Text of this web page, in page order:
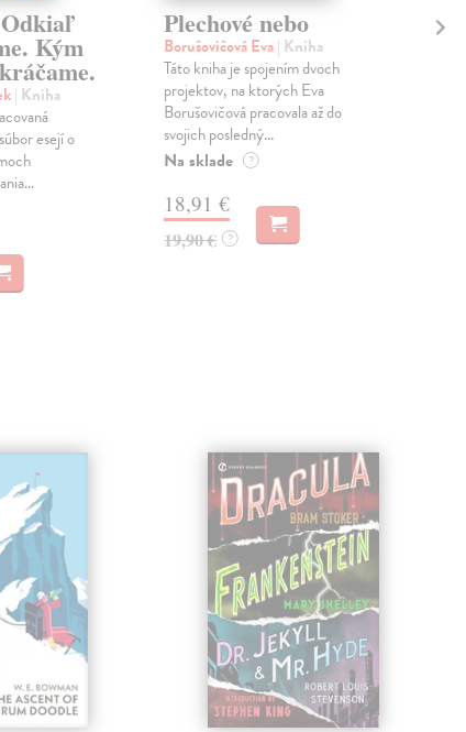
Kým
| Kniha
esejí o
Plechové nebo
Borušovičová Eva| Kniha
Táto kniha je spojením dvoch
projektov, na ktorých Eva
Borušovičová pracovala až do
svojich posledný...
Na sklade ?
18,91 €
19,90 € ?